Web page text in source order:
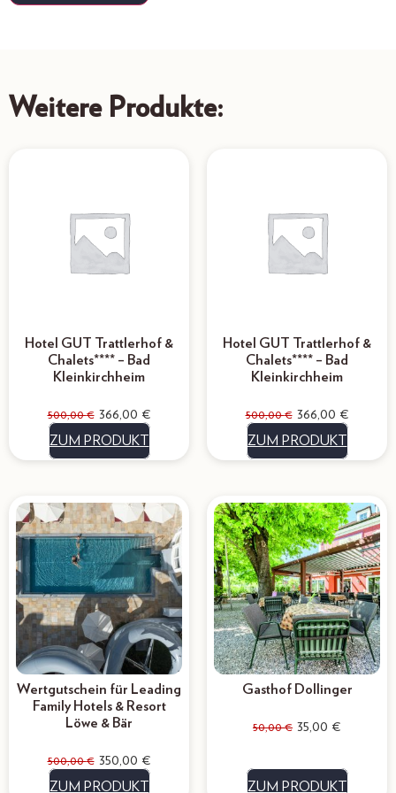
Weitere Produkte:
Hotel GUT Trattlerhof &
Chalets**** – Bad
Kleinkirchheim
500,00€ 366,00 €
ZUM PRODUKT
Hotel GUT Trattlerhof &
Chalets**** – Bad
Kleinkirchheim
500,00€ 366,00 €
ZUM PRODUKT
Wertgutschein für Leading
Family Hotels & Resort
Löwe & Bär
500,00€ 350,00 €
ZUM PRODUKT
Gasthof Dollinger
50,00€ 35,00 €
ZUM PRODUKT